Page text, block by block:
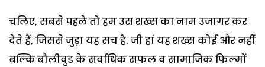
चलिए, सबसे पहले तो हम उस शख्स का नाम उजागर कर
देते हैं, जिससे जुड़ा यह सच है. जी हां यह शख्स कोई और नहीं
बल्कि बौलीवुड के सर्वाधिक सफल व सामाजिक फिल्मों